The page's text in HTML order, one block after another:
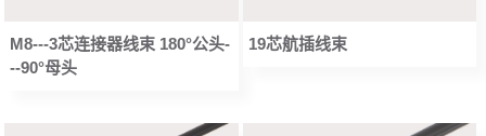
M8---3芯连接器线束 180°公头-
--90°母头
19芯航插线束